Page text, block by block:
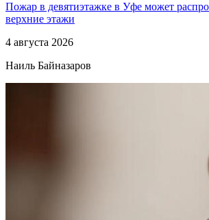
Пожар в девятиэтажке в Уфе может
верхние этажи
4 августа 2026
Наиль Байназаров